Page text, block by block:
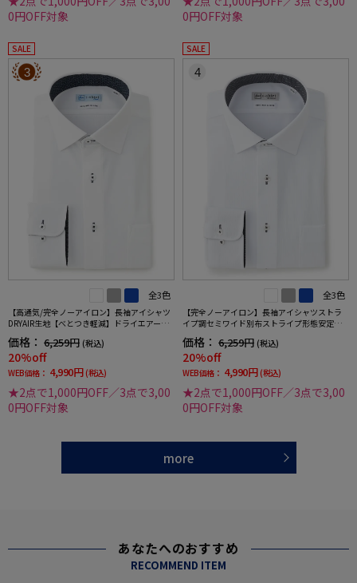
0円OFF対象
0円OFF対象
SALE
3
全3色
【高通気/完全ノーアイロン】長袖アイシャツ
DRYAIR生地【べとつき軽減】ドライエアース
トライプ調セミワイド別布ストライプ形態安
定ストレッチ防汚効果吸汗速乾ワイシャツ春
夏
価格： 6,259円 (税込)
20%off
WEB価格： 4,990円 (税込)
★2点で1,000円OFF／3点で3,00
0円OFF対象
SALE
4
全3色
【完全ノーアイロン】長袖アイシャツストラ
イプ調セミワイド別布ストライプ形態安定ス
トレッチ防汚効果吸汗速乾ワイシャツ通年
価格： 6,259円 (税込)
20%off
WEB価格： 4,990円 (税込)
★2点で1,000円OFF／3点で3,00
0円OFF対象
more
あなたへのおすすめ
RECOMMEND ITEM